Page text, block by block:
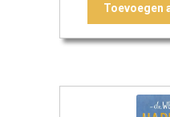
Toevoegen